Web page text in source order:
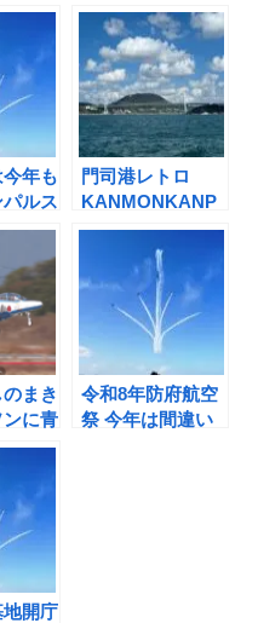
年も
ルス
ト飛
門司港レトロ
KANMONKANP
AIイベント深夜臨
時列車運転
まき
に青
ブル
令和8年防府航空
祭 今年は間違い
開庁